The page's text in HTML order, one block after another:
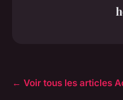
← Voir tous les articles